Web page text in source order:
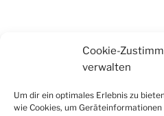
Cookie-
verwalten
Um dir ein optimales Erlebnis zu
wie Cookies, um